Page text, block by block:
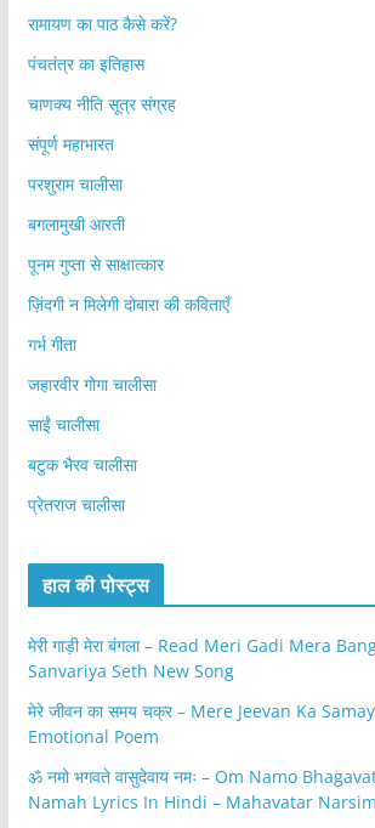
रामायण का पाठ कैसे करें?
पंचतंत्र का इतिहास
चाणक्य नीति सूत्र संग्रह
संपूर्ण महाभारत
परशुराम चालीसा
बगलामुखी आरती
पूनम गुप्ता से साक्षात्कार
ज़िंदगी न मिलेगी दोबारा की कविताएँ
गर्भ गीता
जहारवीर गोगा चालीसा
साईं चालीसा
बटुक भैरव चालीसा
प्रेतराज चालीसा
हाल की पोस्ट्स
मेरी गाड़ी मेरा बंगला – Read Meri Gadi Mera
Sanvariya Seth New Song
मेरे जीवन का समय चक्र – Mere Jeevan Ka
Emotional Poem
ॐ नमो भगवते वासुदेवाय नमः – Om Namo
Namah Lyrics In Hindi – Mahavatar